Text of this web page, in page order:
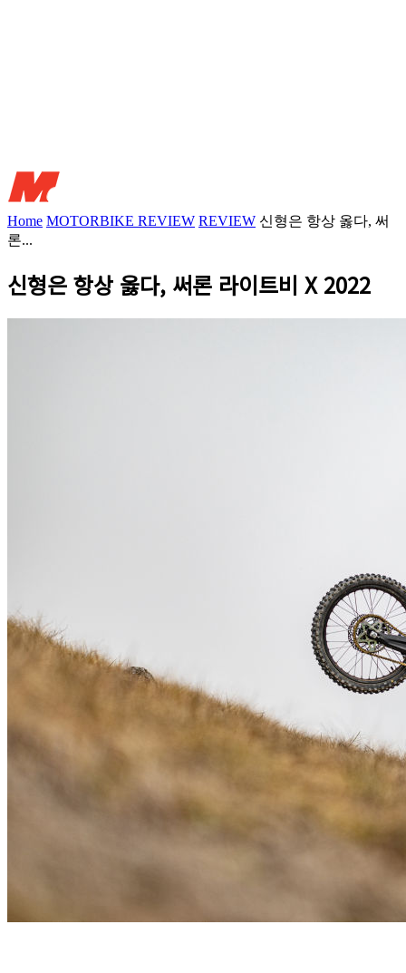
Home MOTORBIKE REVIEW REVIEW 신형은 항상 옳다, 써
론...
신형은 항상 옳다, 써론 라이트비 X 2022